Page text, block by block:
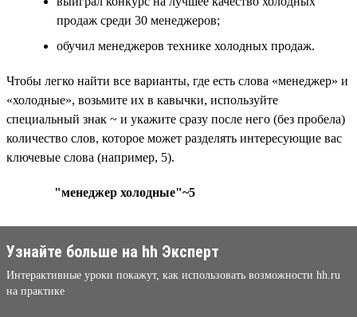
продаж среди 30 менеджеров;
обучил менеджеров технике холодных продаж.
Чтобы легко найти все варианты, где есть слова «менеджер» и
«холодные», возьмите их в кавычки, используйте
специальный знак ~ и укажите сразу после него (без пробела)
количество слов, которое может разделять интересующие вас
ключевые слова (например, 5).
"менеджер холодные"~5
Узнайте больше на hh Эксперт
Интерактивные уроки покажут, как использовать возможности hh.ru
на практике